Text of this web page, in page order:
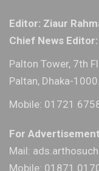
Editor: Ziaur
Chief News
Palton Tower, 7th
Paltan, Dhaka-1000.
Mobile: 01721
For
Mail:
Mobile: 01871